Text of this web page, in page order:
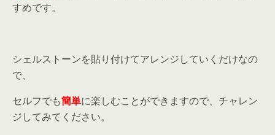
すめです。
シェルストーンを貼り付けてアレンジしていくだけなの
で、
セルフでも簡単に楽しむことができますので、チャレン
ジしてみてください。